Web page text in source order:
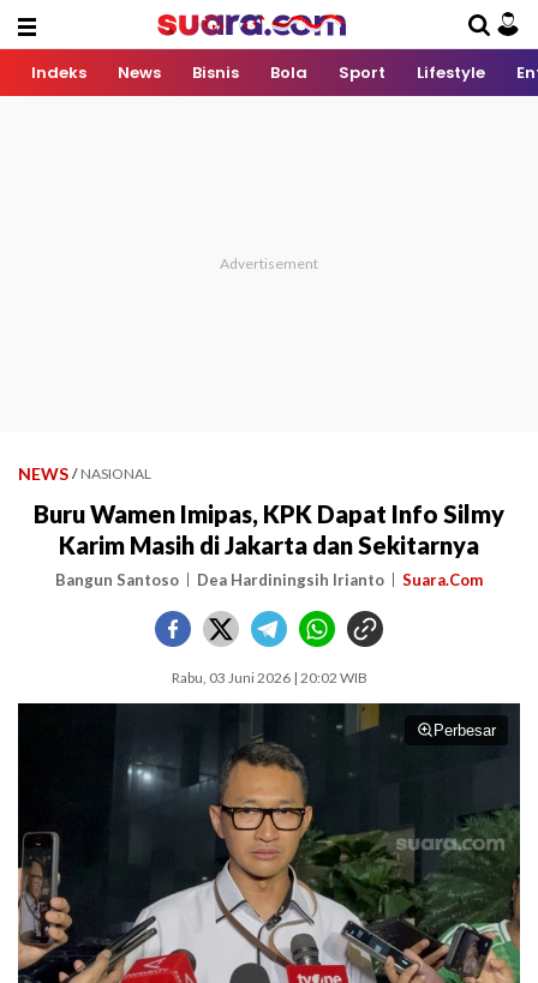
Indeks News Bisnis Bola Sport Lifestyle
NEWS / NASIONAL
Buru Wamen Imipas, KPK Dapat Info Silmy
Karim Masih di Jakarta dan Sekitarnya
Bangun Santoso Dea Hardiningsih Irianto Suara.Com
Rabu, 03 Juni 2026 | 20:02 WIB
Perbesar